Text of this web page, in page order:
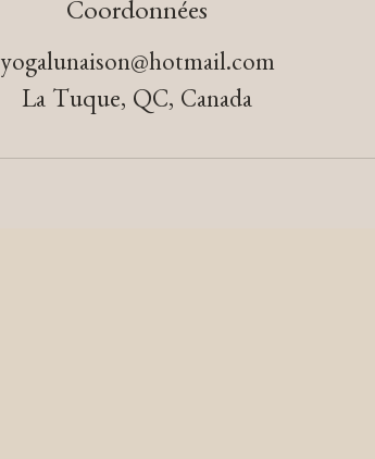
Coordonnées
yogalunaison@hotmail.com
La Tuque, QC, Canada